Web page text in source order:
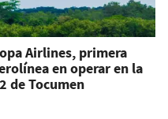
Airlines, primera
en operar en la
de Tocumen